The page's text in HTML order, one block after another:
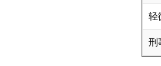
轻
刑